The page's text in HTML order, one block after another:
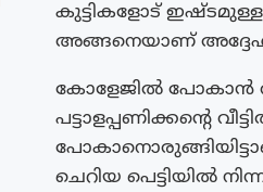
കുട്ടികളോട്
അങ്ങനെയാണ്
കോളേജിൽ പോകാൻ
പട്ടാളപ്പണിക്കൻ്റെ
ചെറിയ പെട്ടിയിൽ